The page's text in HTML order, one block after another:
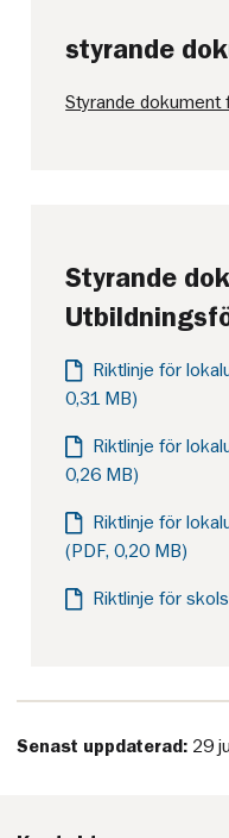
styrande
Styrande
Styrande
Riktlinje för
0,31 MB)
Riktlinje för
0,26 MB)
Riktlinje för
(PDF, 0,20 MB)
Riktlinje för
Senast uppdaterad: 29